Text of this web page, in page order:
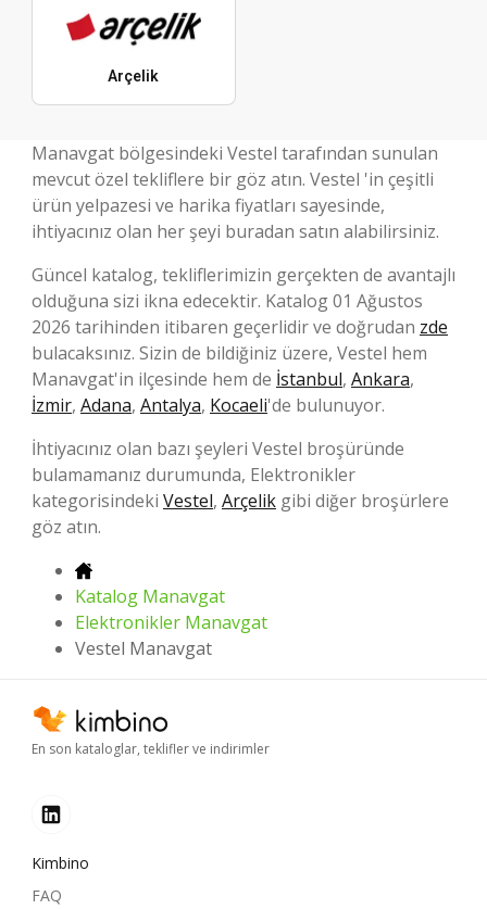
Arçelik
Manavgat bölgesindeki Vestel tarafından sunulan
mevcut özel tekliflere bir göz atın. Vestel 'in çeşitli
ürün yelpazesi ve harika fiyatları sayesinde,
ihtiyacınız olan her şeyi buradan satın alabilirsiniz.
Güncel katalog, tekliflerimizin gerçekten de avantajlı
olduğuna sizi ikna edecektir. Katalog 01 Ağustos
2026 tarihinden itibaren geçerlidir ve doğrudan zde
bulacaksınız. Sizin de bildiğiniz üzere, Vestel hem
Manavgat'in ilçesinde hem de İstanbul, Ankara,
İzmir, Adana, Antalya, Kocaeli'de bulunuyor.
İhtiyacınız olan bazı şeyleri Vestel broşüründe
bulamamanız durumunda, Elektronikler
kategorisindeki Vestel, Arçelik gibi diğer broşürlere
göz atın.
Katalog Manavgat
Elektronikler Manavgat
Vestel Manavgat
En son kataloglar, teklifler ve indirimler
Kimbino
FAQ